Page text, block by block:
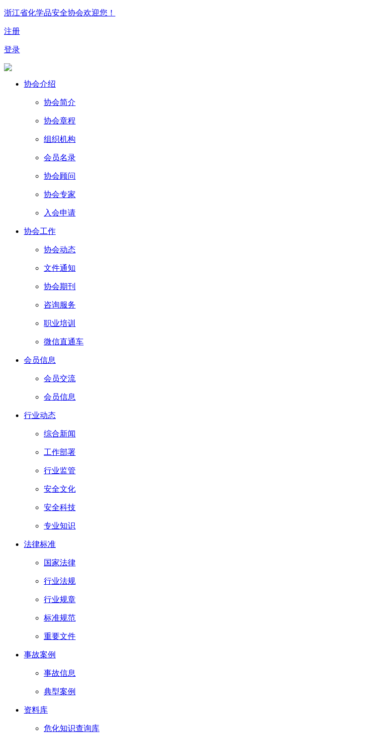
浙江省化学品安全协会欢迎您！
注册
登录
协会介绍
协会简介
协会章程
组织机构
会员名录
协会顾问
协会专家
入会申请
协会工作
协会动态
文件通知
协会期刊
咨询服务
职业培训
微信直通车
会员信息
会员交流
会员信息
行业动态
综合新闻
工作部署
行业监管
安全文化
安全科技
专业知识
法律标准
国家法律
行业法规
行业规章
标准规范
重要文件
事故案例
事故信息
典型案例
资料库
危化知识查询库